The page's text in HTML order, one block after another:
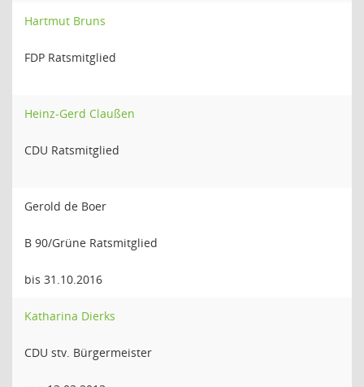
Hartmut Bruns
FDP Ratsmitglied
Heinz-Gerd Claußen
CDU Ratsmitglied
Gerold de Boer
B 90/Grüne Ratsmitglied
bis 31.10.2016
Katharina Dierks
CDU stv. Bürgermeister